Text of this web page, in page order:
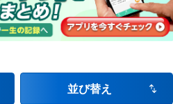
並び替え